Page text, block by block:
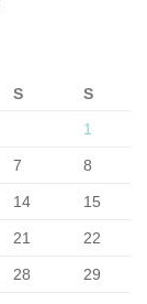
S
S
1
7 8
14 15
21 22
28 29